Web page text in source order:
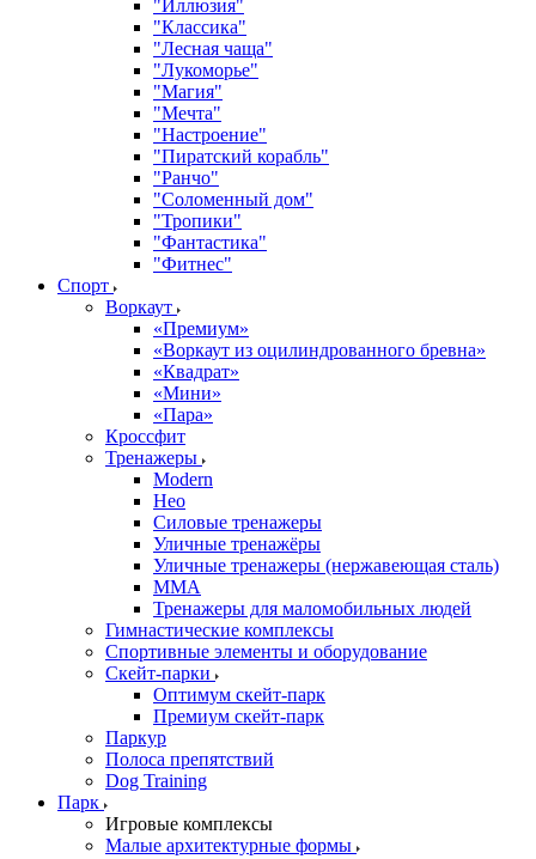
"Иллюзия"
"Классика"
"Лесная чаща"
"Лукоморье"
"Магия"
"Мечта"
"Настроение"
"Пиратский корабль"
"Ранчо"
"Соломенный дом"
"Тропики"
"Фантастика"
"Фитнес"
Спорт
Воркаут
«Премиум»
«Воркаут из оцилиндрованного бревна»
«Квадрат»
«Мини»
«Пара»
Кроссфит
Тренажеры
Modern
Нео
Силовые тренажеры
Уличные тренажёры
Уличные тренажеры (нержавеющая сталь)
ММА
Тренажеры для маломобильных людей
Гимнастические комплексы
Спортивные элементы и оборудование
Скейт-парки
Оптимум скейт-парк
Премиум скейт-парк
Паркур
Полоса препятствий
Dog Training
Парк
Игровые комплексы
Малые архитектурные формы